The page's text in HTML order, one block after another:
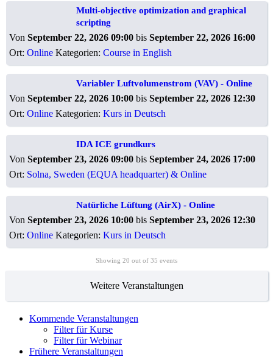
Multi-objective optimization and graphical
scripting
VonSeptember 22, 2026 09:00 bisSeptember 22, 2026 16:00
Ort:Online Kategorien:Course in English
Variabler Luftvolumenstrom (VAV) - Online
VonSeptember 22, 2026 10:00 bisSeptember 22, 2026 12:30
Ort:Online Kategorien:Kurs in Deutsch
IDA ICE grundkurs
VonSeptember 23, 2026 09:00 bisSeptember 24, 2026 17:00
Ort: Solna, Sweden (EQUA headquarter) & Online
Natürliche Lüftung (AirX) - Online
VonSeptember 23, 2026 10:00 bisSeptember 23, 2026 12:30
Ort:Online Kategorien:Kurs in Deutsch
Showing 20 out of 35 events
Weitere Veranstaltungen
Kommende Veranstaltungen
Filter für Kurse
Filter für Webinar
Frühere Veranstaltungen